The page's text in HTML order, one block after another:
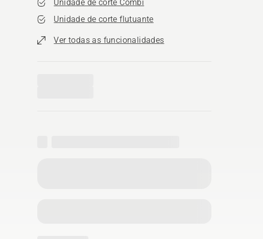
Unidade de corte Combi
Unidade de corte flutuante
Ver todas as funcionalidades